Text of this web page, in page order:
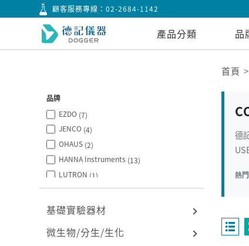
顧客服務專線：02-2684-1142
產品分類 品
首頁
品牌
EZDO (7)
JENCO (4)
OHAUS (2)
HANNA Instruments (13)
LUTRON (1)
DLAB(5)
EIC(1)
基礎實驗器材
微生物/分生/生化
德
熱